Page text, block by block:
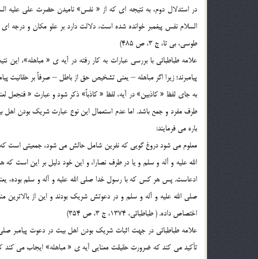
در استدلال دوم، به نتيجه اي که از « نفس» ناميدن حضرت علي عليه
السلام نفس پيغمبر خوانده شده است، دلالت دارد بر علو مکان و درجه
طوسي، بي تا، ج 3، ص 485)
علامه طباطبائي با بررسي عبارات به کار رفته در آيه ي « مباهله»،
پيامبرند؛‌ زيرا اگر مباهله – يعني تشخيص حق از باطل – صرفاً بر
به جاي لفظ « کاذبين» در آيه، لفظ « کاذباً» ذکر شود و عبارت « فنجعل
طرف مفرد و جمع باشد. اما عدم استعمال اين نوع عبارت شريک بودن اهل
باره مي فرمايند:
معلوم مي شود دروغ گويي که نفرين شامل حالش مي شود، جمعيتي است
الله عليه و آله و سلم و يا در طرف نصارا، و اين خود دليل بر اين است
ادعاست. پس هر کس که با رسول خدا صلي الله عليه و آله و سلم بوده،
صلي الله عليه و آله و سلم و در دعوتش شريک بودند و اين از بالاترين
اختصاص داده. ( طباطبائي، 1374، ج 3، ص 354)
علامه طباطبائي در جهت اثبات شريک بودن اهل بيت در دعوت پيامبر صلي
تأکيد مي کند که ضرورت حقيقت معنايي آيه ي « مباهله» ايجاب مي کند